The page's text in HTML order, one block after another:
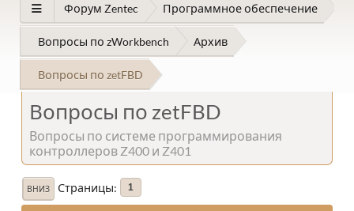
Форум Zentec Программное обеспечение
Вопросы по zWorkbench Архив
Вопросы по zetFBD
Вопросы по zetFBD
Вопросы по системе программирования
контроллеров Z400 и Z401
ВНИЗ Страницы 1